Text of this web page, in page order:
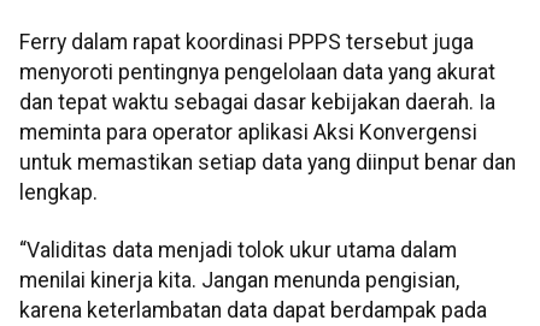
Ferry dalam rapat koordinasi PPPS tersebut juga
menyoroti pentingnya pengelolaan data yang akurat
dan tepat waktu sebagai dasar kebijakan daerah. Ia
meminta para operator aplikasi Aksi Konvergensi
untuk memastikan setiap data yang diinput benar dan
lengkap.
“Validitas data menjadi tolok ukur utama dalam
menilai kinerja kita. Jangan menunda pengisian,
karena keterlambatan data dapat berdampak pada